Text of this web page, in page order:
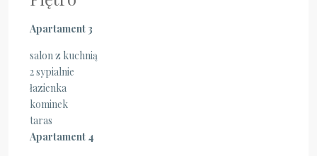
Apartament 3
salon z kuchnią
2 sypialnie
łazienka
kominek
taras
Apartament 4